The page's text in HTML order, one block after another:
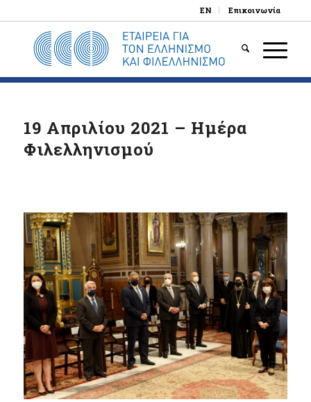
EN Επικοινωνία
19 Απριλίου 2021 – Ημέρα
Φιλελληνισμού